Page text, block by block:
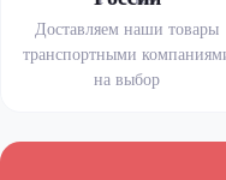
Доставляем наши товары
транспортными
на выбор